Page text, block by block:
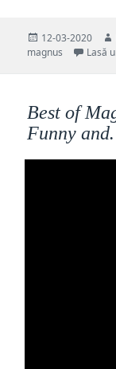
Publicat
pe
12-03-2020
magnus
Lasă
Best of
Funny